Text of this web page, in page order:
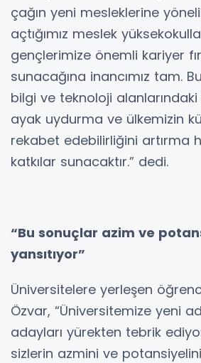
çağın yeni mesleklerine
açtığımız meslek
gençlerimize önemli kariyer
sunacağına inancımız tam.
bilgi ve teknoloji alanlarındaki
ayak uydurma ve ülkemizin
rekabet edebilirliğini artırma
katkılar sunacaktır.” dedi.
“Bu sonuçlar azim ve
yansıtıyor”
Üniversitelere yerleşen
Özvar, “Üniversitemize yeni
adayları yürekten tebrik
sizlerin azmini ve potansiyelini